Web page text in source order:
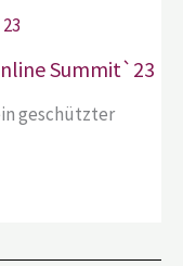
Summit`23
geschützter